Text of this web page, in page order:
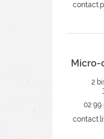
Micro-
2
02 99